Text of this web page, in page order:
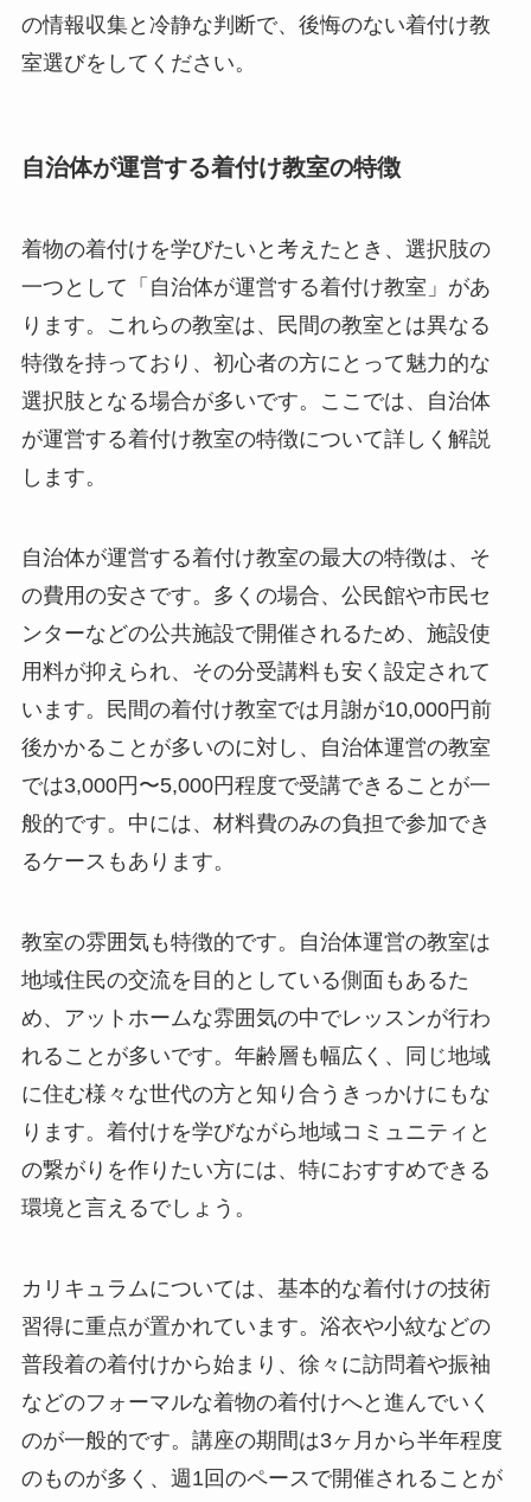
の情報収集と冷静な判断で、後悔のない着付け教
室選びをしてください。
自治体が運営する着付け教室の特徴
着物の着付けを学びたいと考えたとき、選択肢の
一つとして「自治体が運営する着付け教室」があ
ります。これらの教室は、民間の教室とは異なる
特徴を持っており、初心者の方にとって魅力的な
選択肢となる場合が多いです。ここでは、自治体
が運営する着付け教室の特徴について詳しく解説
します。
自治体が運営する着付け教室の最大の特徴は、そ
の費用の安さです。多くの場合、公民館や市民セ
ンターなどの公共施設で開催されるため、施設使
用料が抑えられ、その分受講料も安く設定されて
います。民間の着付け教室では月謝が10,000円前
後かかることが多いのに対し、自治体運営の教室
では3,000円〜5,000円程度で受講できることが一
般的です。中には、材料費のみの負担で参加でき
るケースもあります。
教室の雰囲気も特徴的です。自治体運営の教室は
地域住民の交流を目的としている側面もあるた
め、アットホームな雰囲気の中でレッスンが行わ
れることが多いです。年齢層も幅広く、同じ地域
に住む様々な世代の方と知り合うきっかけにもな
ります。着付けを学びながら地域コミュニティと
の繋がりを作りたい方には、特におすすめできる
環境と言えるでしょう。
カリキュラムについては、基本的な着付けの技術
習得に重点が置かれています。浴衣や小紋などの
普段着の着付けから始まり、徐々に訪問着や振袖
などのフォーマルな着物の着付けへと進んでいく
のが一般的です。講座の期間は3ヶ月から半年程度
のものが多く、週1回のペースで開催されることが